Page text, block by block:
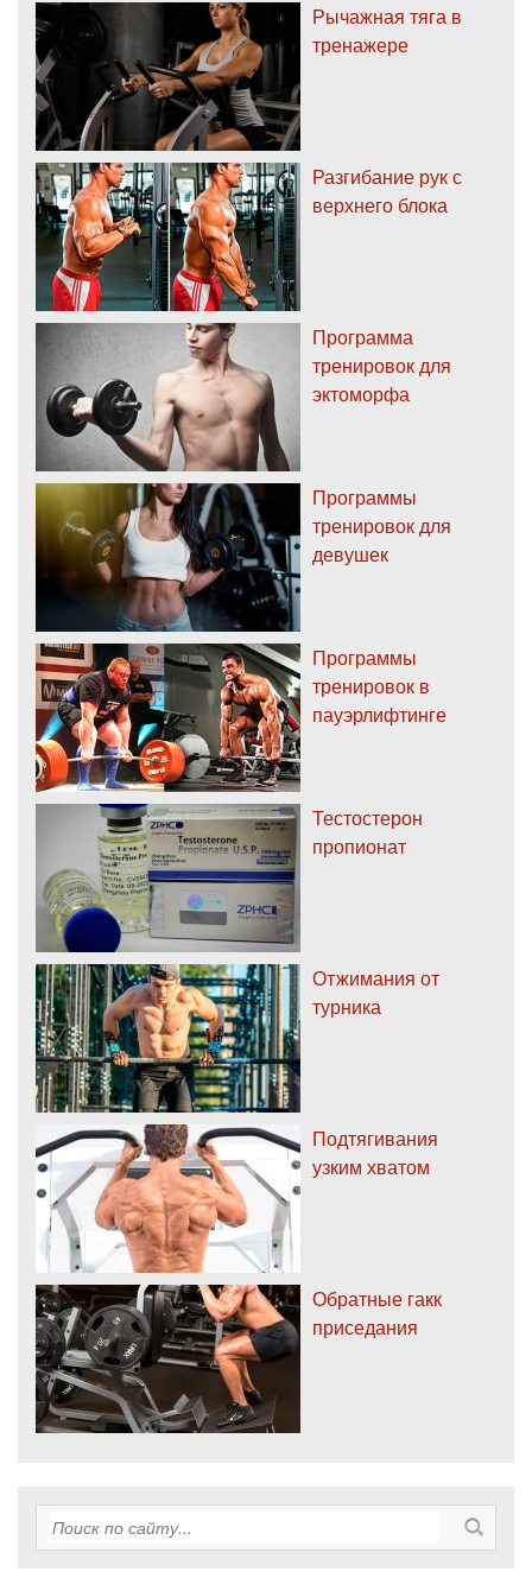
Рычажная тяга в
тренажере
Разгибание рук с
верхнего блока
Программа
тренировок для
эктоморфа
Программы
тренировок для
девушек
Программы
тренировок в
пауэрлифтинге
Тестостерон
пропионат
Отжимания от
турника
Подтягивания
узким хватом
Обратные гакк
приседания